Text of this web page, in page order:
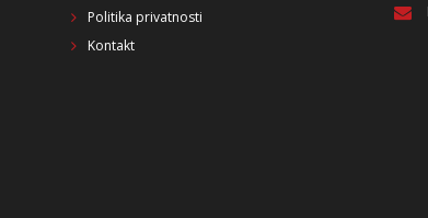
Politika privatnosti
Kontakt